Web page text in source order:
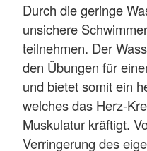
Durch die geringe
unsichere
teilnehmen. Der
den Übungen für
und bietet somit ein
welches das Herz-
Muskulatur kräftigt.
Verringerung des